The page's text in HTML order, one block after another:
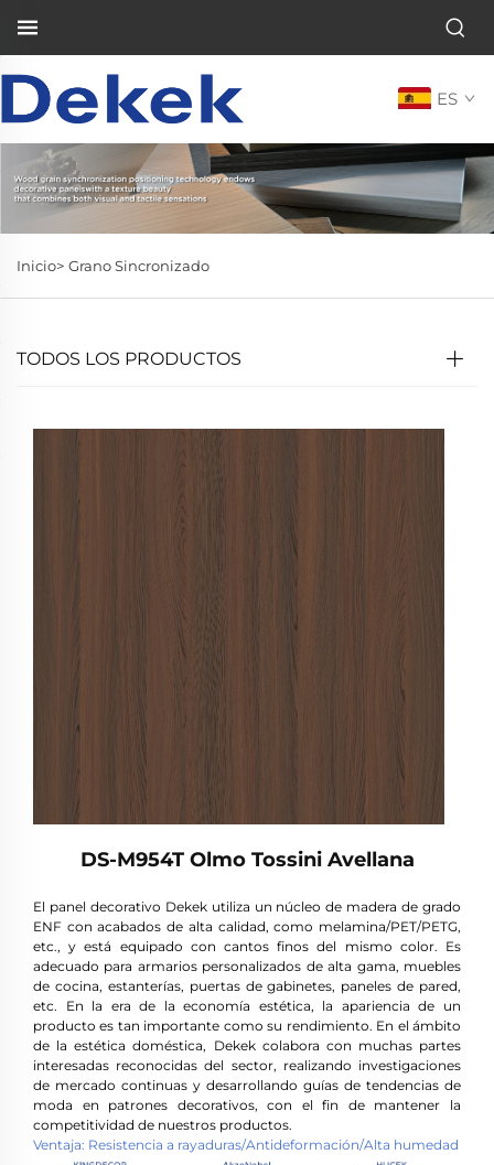
ES
Inicio> Grano Sincronizado
TODOS LOS PRODUCTOS
DS-M954T Olmo Tossini Avellana
El panel decorativo Dekek utiliza un núcleo de madera de grado
ENF con acabados de alta calidad, como melamina/PET/PETG,
etc., y está equipado con cantos finos del mismo color. Es
adecuado para armarios personalizados de alta gama, muebles
de cocina, estanterías, puertas de gabinetes, paneles de pared,
etc. En la era de la economía estética, la apariencia de un
producto es tan importante como su rendimiento. En el ámbito
de la estética doméstica, Dekek colabora con muchas partes
interesadas reconocidas del sector, realizando investigaciones
de mercado continuas y desarrollando guías de tendencias de
moda en patrones decorativos, con el fin de mantener la
competitividad de nuestros productos.
Ventaja: Resistencia a rayaduras/Antideformación/Alta humedad